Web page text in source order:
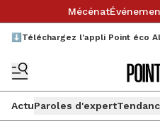
Mécénat
⬇️Téléchargez l'appli Point éco
ActuParoles d'expert